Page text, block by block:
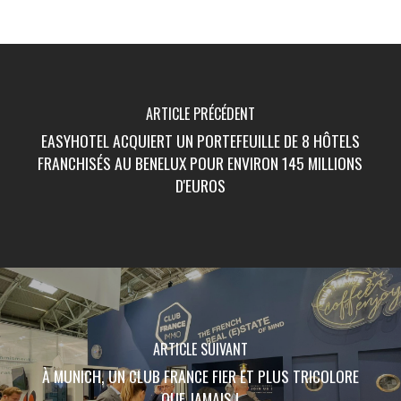
ARTICLE PRÉCÉDENT
EASYHOTEL ACQUIERT UN PORTEFEUILLE DE 8 HÔTELS
FRANCHISÉS AU BENELUX POUR ENVIRON 145 MILLIONS
D'EUROS
ARTICLE SUIVANT
À MUNICH, UN CLUB FRANCE FIER ET PLUS TRICOLORE